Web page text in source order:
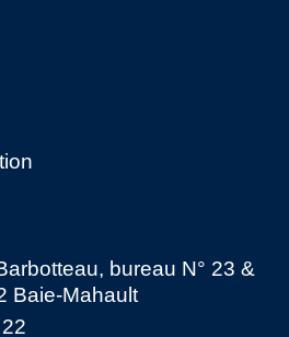
bureau N° 23 &
Baie-Mahault